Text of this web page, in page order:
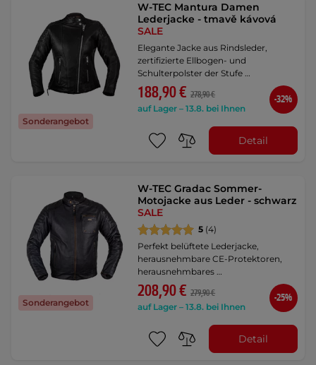
Sonderangebot
W-TEC Mantura Damen
Lederjacke - tmavě kávová
SALE
Elegante Jacke aus Rindsleder,
zertifizierte Ellbogen- und
Schulterpolster der Stufe …
188,90 € 278,90 €
auf Lager – 13.8. bei Ihnen
-32%
Detail
Sonderangebot
W-TEC Gradac Sommer-
Motojacke aus Leder - schwarz
SALE
5 (4)
Perfekt belüftete Lederjacke,
herausnehmbare CE-Protektoren,
herausnehmbares …
208,90 € 279,90 €
auf Lager – 13.8. bei Ihnen
-25%
Detail